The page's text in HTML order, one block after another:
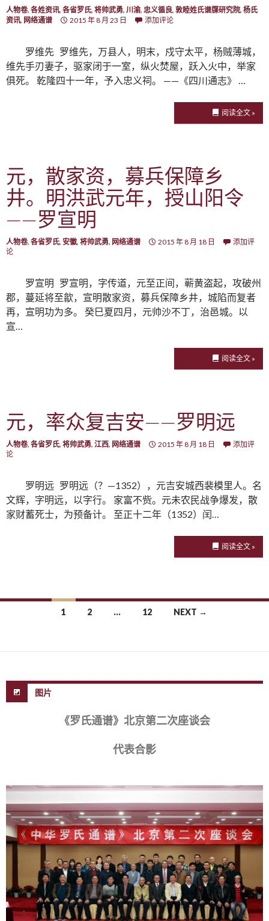
人物卷, 各姓资讯, 各省罗氏, 将帅武勇, 川渝, 忠义循良, 敦睦姓氏谱牒研究院, 杨氏
资讯, 网络通谱 2015 年 8 月 23 日 添加评论
罗维先 罗维先，万县人，明末，戍守太平，杨贼薄城，
维先手刃妻子，驱家闭于一室，纵火焚屋，跃入火中，举家
俱死。 乾隆四十一年，予入忠义祠。 ——《四川通志》 …
阅读全文 »
元，散家资，募兵保障乡
井。明洪武元年，授山阳令
——罗宣明
人物卷, 各省罗氏, 安徽, 将帅武勇, 网络通谱 2015 年 8 月 18 日
添加评
论
罗宣明 罗宣明，字传道，元至正间，蕲黄盗起，攻破州
郡，蔓延将至歙，宣明散家资，募兵保障乡井，城陷而复者
再，宣明功为多。 癸巳夏四月，元帅沙不丁，治邑城。以
宣…
阅读全文 »
元，率众复吉安——罗明远
人物卷, 各省罗氏, 将帅武勇, 江西, 网络通谱 2015 年 8 月 18 日
添加评
论
罗明远 罗明远（？—1352），元吉安城西裴模里人。名
文辉，字明远，以字行。 家富不赀。元未农民战争爆发，散
家财蓄死士，为预备计。 至正十二年（1352）闰…
阅读全文 »
1 2 … 12 NEXT →
图片
《罗氏通谱》北京第二次座谈会
代表合影